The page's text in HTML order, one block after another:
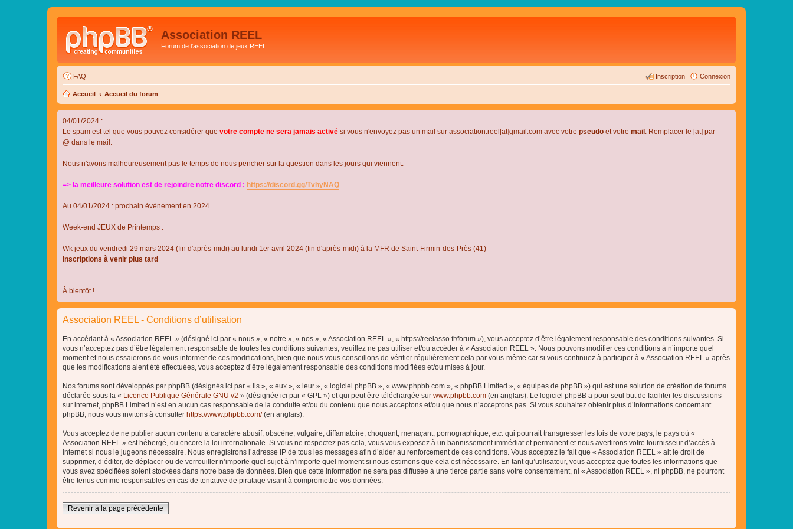
Association REEL
Forum de l'association de jeux REEL
FAQ Connexion
Inscription
Accueil Accueil du forum
04/01/2024 :
Le spam est tel que vous pouvez considérer que votre compte ne sera jamais activé si vous n'envoyez pas un mail sur association.reel[at]gmail.com avec votre pseudo et votre mail . Remplacer le [at] par
@ dans le mail.
Nous n'avons malheureusement pas le temps de nous pencher sur la question dans les jours qui viennent.
=> la meilleure solution est de rejoindre notre discord : https://discord.gg/TvhyNAQ
Au 04/01/2024 : prochain évènement en 2024
Week-end JEUX de Printemps :
Wk jeux du vendredi 29 mars 2024 (fin d'après-midi) au lundi 1er avril 2024 (fin d'après-midi) à la MFR de Saint-Firmin-des-Près (41)
Inscriptions à venir plus tard
À bientôt !
Association REEL - Conditions d’utilisation
En accédant à « Association REEL » (désigné ici par « nous », « notre », « nos », « Association REEL », « https://reelasso.fr/forum »), vous acceptez d’être légalement responsable des conditions suivantes. Si
vous n’acceptez pas d’être légalement responsable de toutes les conditions suivantes, veuillez ne pas utiliser et/ou accéder à « Association REEL ». Nous pouvons modifier ces conditions à n’importe quel
moment et nous essaierons de vous informer de ces modifications, bien que nous vous conseillons de vérifier régulièrement cela par vous-même car si vous continuez à participer à « Association REEL » après
que les modifications aient été effectuées, vous acceptez d’être légalement responsable des conditions modifiées et/ou mises à jour.
Nos forums sont développés par phpBB (désignés ici par « ils », « eux », « leur », « logiciel phpBB », « www.phpbb.com », « phpBB Limited », « équipes de phpBB ») qui est une solution de création de forums
déclarée sous la « Licence Publique Générale GNU v2 » (désignée ici par « GPL ») et qui peut être téléchargée sur www.phpbb.com (en anglais). Le logiciel phpBB a pour seul but de faciliter les discussions
sur internet, phpBB Limited n’est en aucun cas responsable de la conduite et/ou du contenu que nous acceptons et/ou que nous n’acceptons pas. Si vous souhaitez obtenir plus d’informations concernant
phpBB, nous vous invitons à consulter https://www.phpbb.com/(en anglais).
Vous acceptez de ne publier aucun contenu à caractère abusif, obscène, vulgaire, diffamatoire, choquant, menaçant, pornographique, etc. qui pourrait transgresser les lois de votre pays, le pays où «
Association REEL » est hébergé, ou encore la loi internationale. Si vous ne respectez pas cela, vous vous exposez à un bannissement immédiat et permanent et nous avertirons votre fournisseur d’accès à
internet si nous le jugeons nécessaire. Nous enregistrons l’adresse IP de tous les messages afin d’aider au renforcement de ces conditions. Vous acceptez le fait que « Association REEL » ait le droit de
supprimer, d’éditer, de déplacer ou de verrouiller n’importe quel sujet à n’importe quel moment si nous estimons que cela est nécessaire. En tant qu’utilisateur, vous acceptez que toutes les informations que
vous avez spécifiées soient stockées dans notre base de données. Bien que cette information ne sera pas diffusée à une tierce partie sans votre consentement, ni « Association REEL », ni phpBB, ne pourront
être tenus comme responsables en cas de tentative de piratage visant à compromettre vos données.
Revenir à la page précédente